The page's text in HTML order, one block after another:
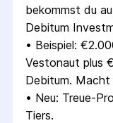
bekommst du
Debitum
• Beispiel:
Vestonaut plus
Debitum.
• Neu: Treue-
Tiers.